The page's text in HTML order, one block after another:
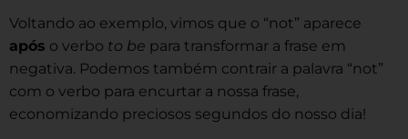
Voltando ao exemplo, vimos que o “not” aparece
após o verbo to be para transformar a frase em
negativa. Podemos também contrair a palavra “not”
com o verbo para encurtar a nossa frase,
economizando preciosos segundos do nosso dia!